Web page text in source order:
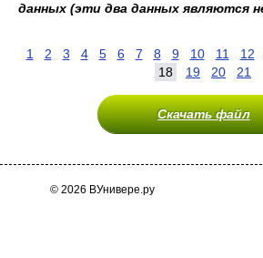
данных (эти два данных являются
1 2 3 4 5 6 7 8 9 10 11 12
18
19 20 21
Скачать файл
© 2026 ВУнивере.ру